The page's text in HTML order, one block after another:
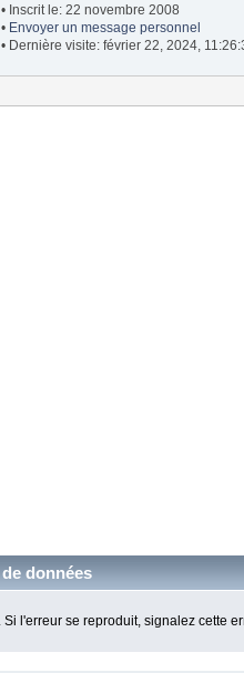
• Inscrit le: 22 novembre 2008
• Envoyer un message personnel
• Dernière visite: février 22, 2024,
données
Si l'erreur se reproduit, signalez cette